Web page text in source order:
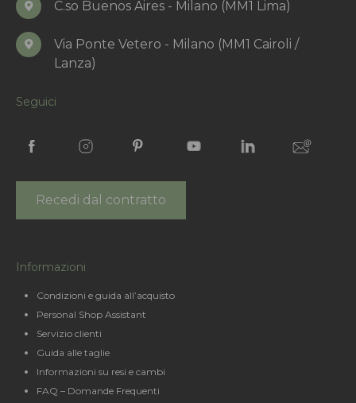
C.so Buenos Aires - Milano (MM1 Lima)
Via Ponte Vetero - Milano (MM1 Cairoli /
Lanza)
Seguici
Recedi dal contratto
Informazioni
Condizioni e guida all’acquisto
Personal Shop Assistant
Servizio clienti
Guida alle taglie
Informazioni su resi e cambi
FAQ – Domande Frequenti